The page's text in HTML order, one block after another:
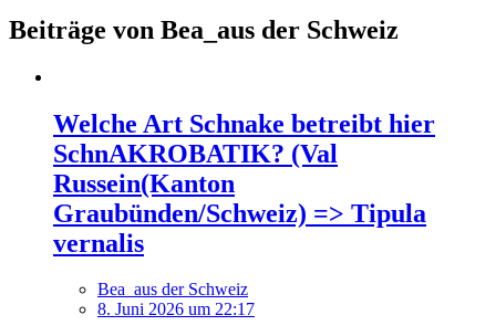
Beiträge von Bea_aus der Schweiz
Welche Art Schnake betreibt hier
SchnAKROBATIK? (Val
Russein(Kanton
Graubünden/Schweiz) => Tipula
vernalis
Bea_aus der Schweiz
8. Juni 2026 um 22:17